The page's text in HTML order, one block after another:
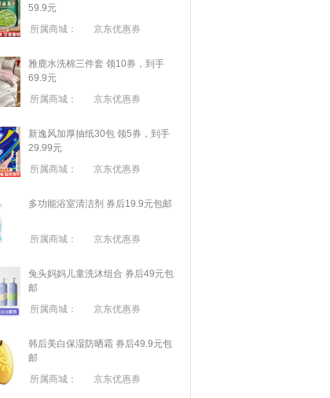
59.9元
所属商城：
京东优惠券
雅鹿水洗棉三件套 领10券，到手
69.9元
所属商城：
京东优惠券
新逸风加厚抽纸30包 领5券，到手
29.99元
所属商城：
京东优惠券
多功能浴室清洁剂 券后19.9元包邮
所属商城： 京东优惠券
兔头妈妈儿童洗沐组合 券后49元包
邮
所属商城：
京东优惠券
韩后美白保湿防晒霜 券后49.9元包
邮
所属商城：
京东优惠券